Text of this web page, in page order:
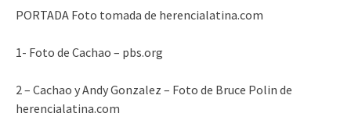
PORTADA Foto tomada de herencialatina.com
1- Foto de Cachao – pbs.org
2 – Cachao y Andy Gonzalez – Foto de Bruce Polin de
herencialatina.com